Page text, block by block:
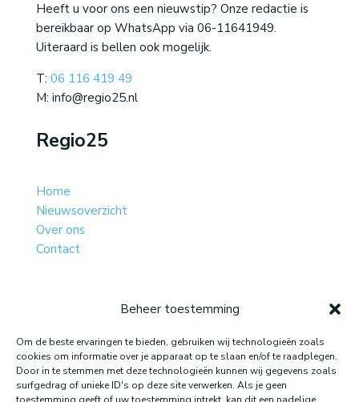
Beheer toestemming
Om de beste ervaringen te bieden, gebruiken wij technologieën zoals
cookies om informatie over je apparaat op te slaan en/of te raadplegen.
Door in te stemmen met deze technologieën kunnen wij gegevens zoals
surfgedrag of unieke ID's op deze site verwerken. Als je geen
Heeft u voor ons een nieuwstip? Onze redactie is
bereikbaar op WhatsApp via 06-11641949.
Uiteraard is bellen ook mogelijk.
T: 06 116 419 49
M: info@regio25.nl
Regio25
Home
Nieuwsoverzicht
Over ons
Contact
Website gemaakt door: LOEQ